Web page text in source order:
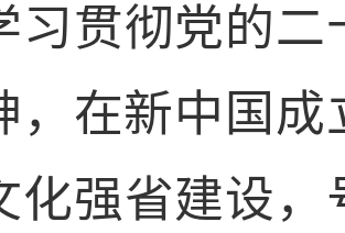
习贯彻党的
，在新中国成
化强省建设